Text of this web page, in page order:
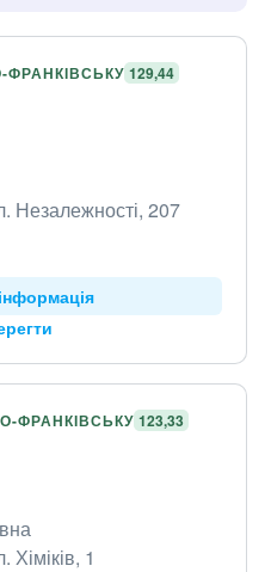
ФРАНКІВСЬКУ 129,44
Незалежності, 207
ФРАНКІВСЬКУ 123,33
Хіміків, 1